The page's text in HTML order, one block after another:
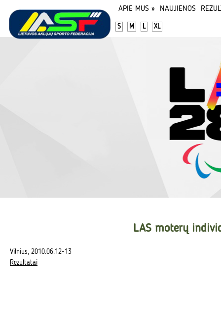
APIE MUS » NAUJIENOS
S M L XL
LAS moterų
Vilnius, 2010.06.12-13
Rezultatai